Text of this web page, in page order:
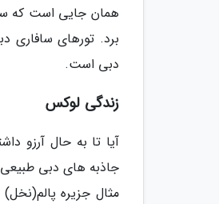
همان جایی است که
برد. تورهای سافاری
دبی است.
زندگی لوکس
آیا تا به حال آرزو
جاذبه های دبی طبیعی
مثال جزیره